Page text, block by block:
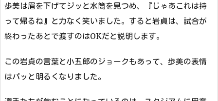
歩美は眉を下げてジッと水筒を見つめ、『じゃあこれは持
って帰るね』と力なく笑いました。すると岩貞は、試合が
終わったあとで渡すのはOKだと説明します。
この岩貞の言葉と小五郎のジョークもあって、歩美の表情
はパッと明るくなりました。